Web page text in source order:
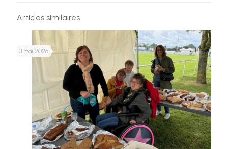
Articles similaires
3 mai 2026